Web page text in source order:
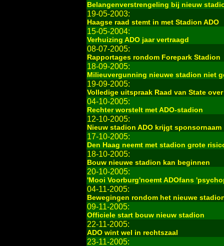
Belangenverstrengeling bij nieuw
19-05-2003:
Haagse raad stemt in met Stadion ADO
15-05-2004:
Verhuizing ADO jaar vertraagd
08-07-2005:
Rapportages rondom Forepark Stadion
18-09-2005:
Milieuvergunning nieuwe stadion niet
19-09-2005:
Volledige uitspraak Raad van State
04-10-2005:
Rechter worstelt met ADO-stadion
12-10-2005:
Nieuw stadion ADO krijgt sponsornaam
17-10-2005:
Den Haag neemt met stadion grote
18-10-2005:
Bouw nieuwe stadion kan beginnen
20-10-2005:
'Mooi Voorburg'noemt ADOfans
04-11-2005:
Bewegingen rondom het nieuwe
09-11-2005:
Officiele start bouw nieuw stadion
22-11-2005:
ADO wint wel in rechtszaal
23-11-2005: